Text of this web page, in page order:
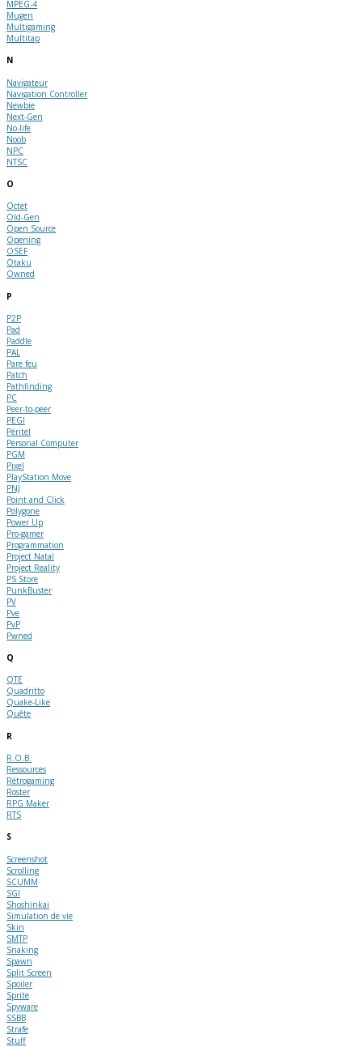
MPEG-4
Mugen
Multigaming
Multitap
N
Navigateur
Navigation Controller
Newbie
Next-Gen
No-life
Noob
NPC
NTSC
O
Octet
Old-Gen
Open Source
Opening
OSEF
Otaku
Owned
P
P2P
Pad
Paddle
PAL
Pare feu
Patch
Pathfinding
PC
Peer-to-peer
PEGI
Péritel
Personal Computer
PGM
Pixel
PlayStation Move
PNJ
Point and Click
Polygone
Power Up
Pro-gamer
Programmation
Project Natal
Project Reality
PS Store
PunkBuster
PV
Pve
PvP
Pwned
Q
QTE
Quadritto
Quake-Like
Quête
R
R.O.B.
Ressources
Rétrogaming
Roster
RPG Maker
RTS
S
Screenshot
Scrolling
SCUMM
SGI
Shoshinkai
Simulation de vie
Skin
SMTP
Snaking
Spawn
Split Screen
Spoiler
Sprite
Spyware
SSBB
Strafe
Stuff